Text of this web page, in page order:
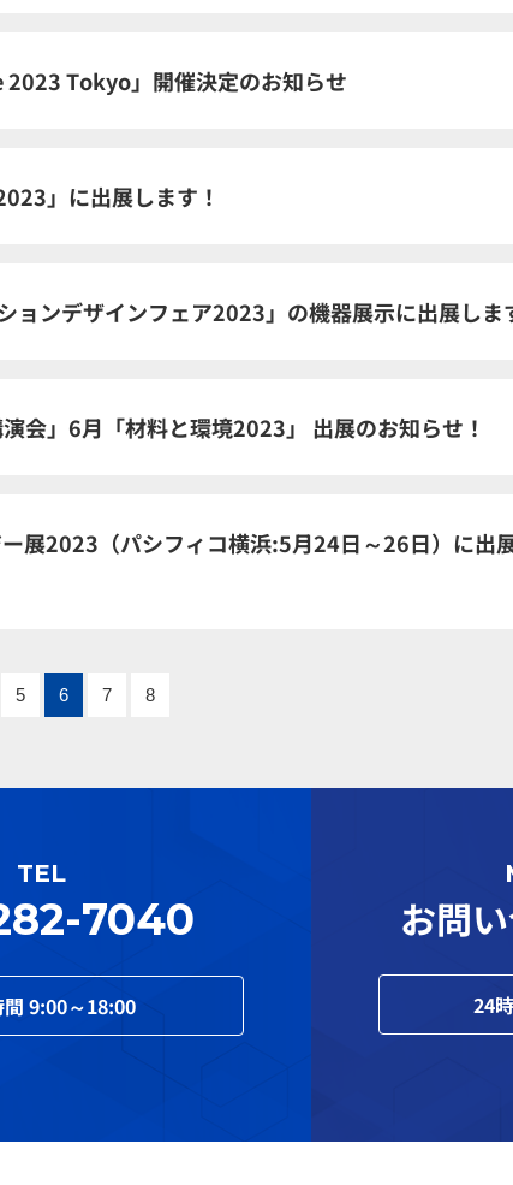
2023 Tokyo」開催決定のお知らせ
」に出展します！
ョンデザインフェア2023」の機器展示に出展しま
会」6月「材料と環境2023」 出展のお知らせ！
展2023（パシフィコ横浜:5月24日～26日）に出
5 6 7 8
TEL
7040
間9:00～18:00
お問
24